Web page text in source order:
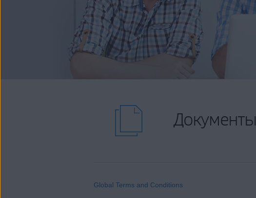
Документы
Global Terms and Conditions